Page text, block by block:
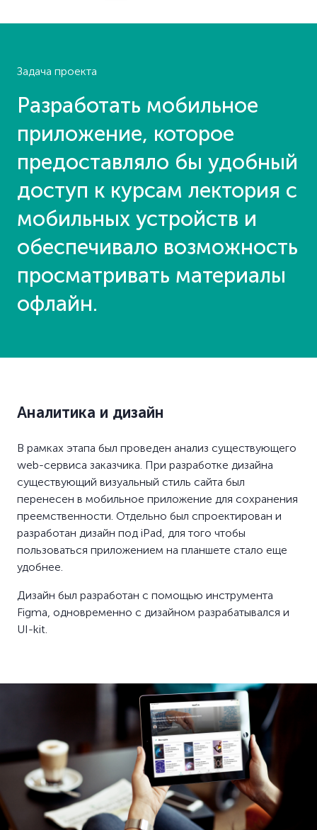
Задача проекта
Разработать мобильное
приложение, которое
предоставляло бы удобный
доступ к курсам лектория с
мобильных устройств и
обеспечивало возможность
просматривать материалы
офлайн.
Аналитика и дизайн
В рамках этапа был проведен анализ существующего
web-сервиса заказчика. При разработке дизайна
существующий визуальный стиль сайта был
перенесен в мобильное приложение для сохранения
преемственности. Отдельно был спроектирован и
разработан дизайн под iPad, для того чтобы
пользоваться приложением на планшете стало еще
удобнее.
Дизайн был разработан с помощью инструмента
Figma, одновременно с дизайном разрабатывался и
UI-kit.